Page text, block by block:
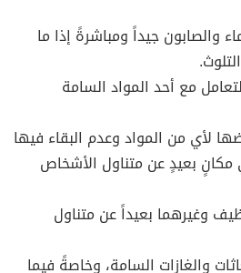
والصابون جيداً ومباشرةً إذا ما
مع أحد المواد السامة
لأي من المواد وعدم البقاء فيها
بعيدٍ عن متناول الأشخاص
وغيرهما بعيداً عن متناول
والغازات السامة، وخاصةً فيما